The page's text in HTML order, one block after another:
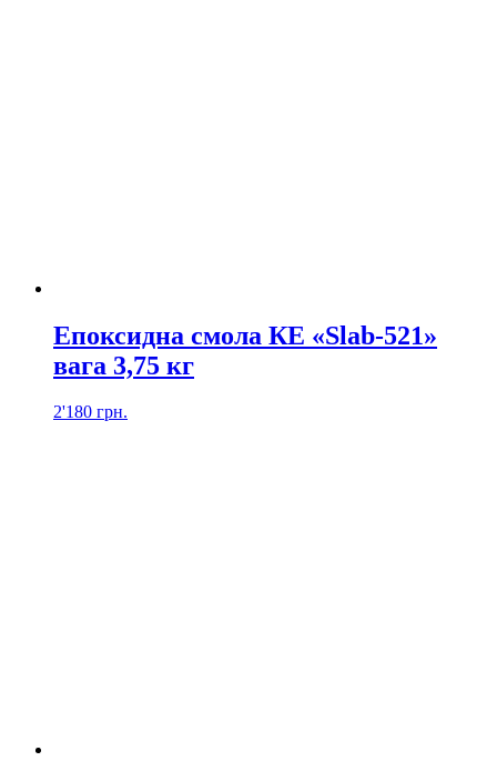
Епоксидна смола КЕ «Slab-521»
вага 3,75 кг
2'180 грн.